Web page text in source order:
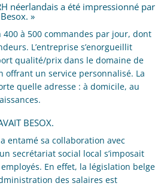
néerlandais a été impressionné par
»
à 500 commandes par jour, dont
L’entreprise s’enorgueillit
qualité/prix dans le domaine de
offrant un service personnalisé. La
quelle adresse : à domicile, au
BESOX.
entamé sa collaboration avec
secrétariat social local s’imposait
En effet, la législation belge
des salaires est